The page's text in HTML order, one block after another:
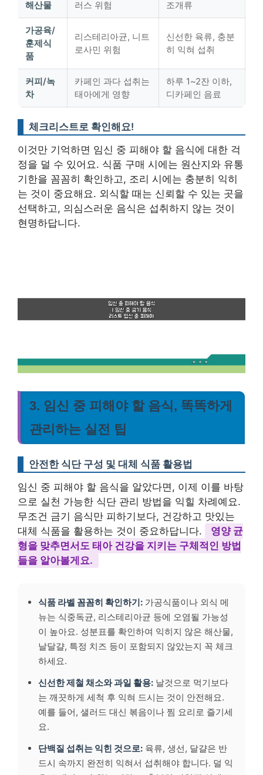
해산물
러스 위험
조개류
가공육/
훈제식
품
리스테리아균, 니트
로사민 위험
신선한 육류, 충분
히 익혀 섭취
커피/녹
차
카페인 과다 섭취는
태아에게 영향
하루 1~2잔 이하,
디카페인 음료
체크리스트로 확인해요!
이것만 기억하면 임신 중 피해야 할 음식에 대한 걱
정을 덜 수 있어요. 식품 구매 시에는 원산지와 유통
기한을 꼼꼼히 확인하고, 조리 시에는 충분히 익히
는 것이 중요해요. 외식할 때는 신뢰할 수 있는 곳을
선택하고, 의심스러운 음식은 섭취하지 않는 것이
현명하답니다.
3. 임신 중 피해야 할 음식, 똑똑하게
관리하는 실전 팁
안전한 식단 구성 및 대체 식품 활용법
임신 중 피해야 할 음식을 알았다면, 이제 이를 바탕
으로 실천 가능한 식단 관리 방법을 익힐 차례예요.
무조건 금기 음식만 피하기보다, 건강하고 맛있는
대체 식품을 활용하는 것이 중요하답니다.
영양 균
형을 맞추면서도 태아 건강을 지키는 구체적인 방법
들을 알아볼게요.
식품 라벨 꼼꼼히 확인하기: 가공식품이나 외식 메
뉴는 식중독균, 리스테리아균 등에 오염될 가능성
이 높아요. 성분표를 확인하여 익히지 않은 해산물,
날달걀, 특정 치즈 등이 포함되지 않았는지 꼭 체크
하세요.
신선한 제철 채소와 과일 활용: 날것으로 먹기보다
는 깨끗하게 세척 후 익혀 드시는 것이 안전해요.
예를 들어, 샐러드 대신 볶음이나 찜 요리로 즐기세
요.
단백질 섭취는 익힌 것으로: 육류, 생선, 달걀은 반
드시 속까지 완전히 익혀서 섭취해야 합니다. 덜 익